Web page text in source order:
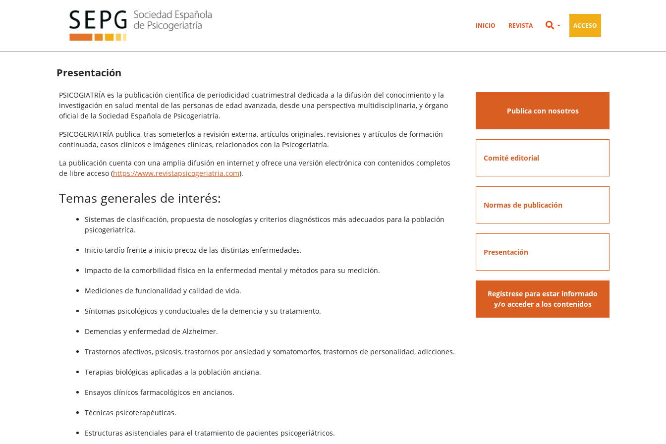
INICIO REVISTA ACCESO
Presentación
PSICOGIATRÍA es la publicación científica de periodicidad cuatrimestral dedicada a la difusión del conocimiento y la
investigación en salud mental de las personas de edad avanzada, desde una perspectiva multidisciplinaria, y órgano
oficial de la Sociedad Española de Psicogeriatría.
PSICOGERIATRÍA publica, tras someterlos a revisión externa, artículos originales, revisiones y artículos de formación
continuada, casos clínicos e imágenes clínicas, relacionados con la Psicogeriatría.
La publicación cuenta con una amplia difusión en internet y ofrece una versión electrónica con contenidos completos
de libre acceso (https://www.revistapsicogeriatria.com).
Temas generales de interés:
Sistemas de clasificación, propuesta de nosologías y criterios diagnósticos más adecuados para la población
psicogeriatríca.
Inicio tardío frente a inicio precoz de las distintas enfermedades.
Impacto de la comorbilidad física en la enfermedad mental y métodos para su medición.
Mediciones de funcionalidad y calidad de vida.
Síntomas psicológicos y conductuales de la demencia y su tratamiento.
Demencias y enfermedad de Alzheimer.
Trastornos afectivos, psicosis, trastornos por ansiedad y somatomorfos, trastornos de personalidad, adicciones.
Terapias biológicas aplicadas a la población anciana.
Ensayos clínicos farmacológicos en ancianos.
Técnicas psicoterapéuticas.
Estructuras asistenciales para el tratamiento de pacientes psicogeriátricos.
Publica con nosotros
Comité editorial
Normas de publicación
Presentación
Regístrese para estar informado
y/o acceder a los contenidos